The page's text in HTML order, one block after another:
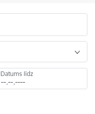
Datums līdz